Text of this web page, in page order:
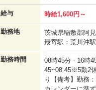
給与 時給1,600円～
勤務地
茨城県稲敷郡阿
最寄駅：荒川沖駅
勤務時間
08時45分 - 16時
45~08:45※5勤2
り【備考】勤務